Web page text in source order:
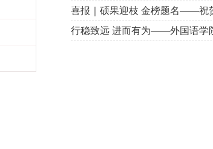
喜报｜硕果迎枝 金榜题名——祝
行稳致远 进而有为——外国语学